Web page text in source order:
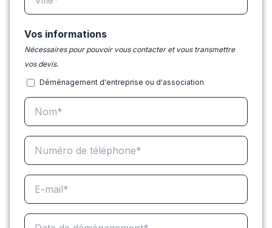
Vos informations
Nécessaires pour pouvoir vous contacter et vous transmettre
vos devis.
Déménagement d'entreprise ou d'association